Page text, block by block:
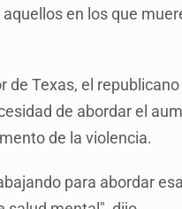
en los que
Texas, el
de abordar el
de la violencia.
para abordar